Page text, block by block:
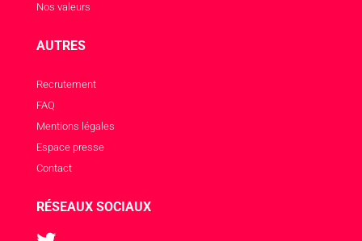
Nos valeurs
AUTRES
Recrutement
FAQ
Mentions légales
Espace presse
Contact
RÉSEAUX SOCIAUX